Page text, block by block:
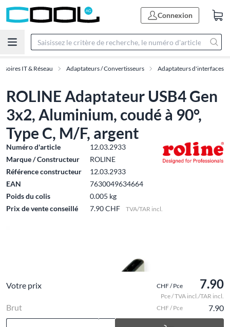
Connexion
IT & Réseau Adaptateurs / Convertisseurs Adaptateurs d'interfaces
ROLINE Adaptateur USB4 Gen
3x2, Aluminium, coudé à 90°,
Type C, M/F, argent
Numéro d'article
12.03.2933
Marque / Constructeur
ROLINE
Référence constructeur
12.03.2933
EAN
7630049634664
Poids du colis
0.005 kg
Prix de vente conseillé
7.90 CHF TVA/TAR incl.
Votre prix CHF / Pce 7.90
Pce / TVA incl./TAR incl.
Brut CHF / Pce 7.90